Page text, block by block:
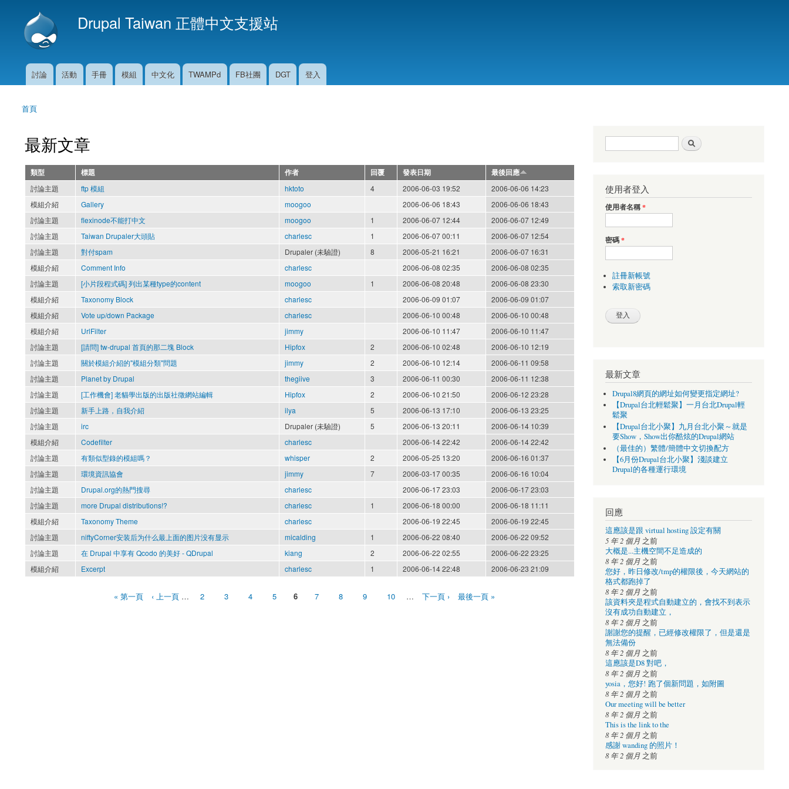
Drupal Taiwan 正體中文支援站
主選單
討論 活動 手冊 模組 中文化 TWAMPd FB社團 DGT 登入
您在這裡
首頁
最新文章
類型 標題 作者 回覆 發表日期
最後回應
討論主題
ftp 模組 hktoto 4 2006-06-03 19:52
2006-06-06 14:23
模組介紹
Gallery moogoo 2006-06-06 18:43
2006-06-06 18:43
討論主題
flexinode不能打中文 moogoo 1 2006-06-07 12:44
2006-06-07 12:49
討論主題
Taiwan Drupaler大頭貼 charlesc 1 2006-06-07 00:11
2006-06-07 12:54
討論主題
對付spam Drupaler (未驗證) 8 2006-05-21 16:21
2006-06-07 16:31
模組介紹
Comment Info charlesc 2006-06-08 02:35
2006-06-08 02:35
討論主題
[小片段程式碼] 列出某種type的content moogoo 1 2006-06-08 20:48
2006-06-08 23:30
模組介紹
Taxonomy Block charlesc 2006-06-09 01:07
2006-06-09 01:07
模組介紹
Vote up/down Package charlesc 2006-06-10 00:48
2006-06-10 00:48
模組介紹
UrlFilter jimmy 2006-06-10 11:47
2006-06-10 11:47
討論主題
[請問] tw-drupal 首頁的那二塊 Block Hipfox 2 2006-06-10 02:48
2006-06-10 12:19
討論主題
關於模組介紹的"模組分類"問題 jimmy 2 2006-06-10 12:14
2006-06-11 09:58
討論主題
Planet by Drupal thegiive 3 2006-06-11 00:30
2006-06-11 12:38
討論主題
[工作機會] 老貓學出版的出版社徵網站編輯 Hipfox 2 2006-06-10 21:50
2006-06-12 23:28
討論主題
新手上路，自我介紹 ilya 5 2006-06-13 17:10
2006-06-13 23:25
討論主題
irc Drupaler (未驗證) 5 2006-06-13 20:11
2006-06-14 10:39
模組介紹
Codefilter charlesc 2006-06-14 22:42
2006-06-14 22:42
討論主題
有類似型錄的模組嗎？ whisper 2 2006-05-25 13:20
2006-06-16 01:37
討論主題
環境資訊協會 jimmy 7 2006-03-17 00:35
2006-06-16 10:04
討論主題
Drupal.org的熱門搜尋 charlesc 2006-06-17 23:03
2006-06-17 23:03
討論主題
more Drupal distributions!? charlesc 1 2006-06-18 00:00
2006-06-18 11:11
模組介紹
Taxonomy Theme charlesc 2006-06-19 22:45
2006-06-19 22:45
討論主題
niftyCorner安装后为什么最上面的图片没有显示 micalding 1 2006-06-22 08:40
2006-06-22 09:52
討論主題
在 Drupal 中享有 Qcodo 的美好 - QDrupal kiang 2 2006-06-22 02:55
2006-06-22 23:25
模組介紹
Excerpt charlesc 1 2006-06-14 22:48 2006-06-23 21:09
« 第一頁 ‹ 上一頁 … 2 3 4 5 6 7 8 9 10 … 下一頁 › 最後一頁 »
搜尋表單
使用者登入
使用者名稱*
密碼*
註冊新帳號
索取新密碼
最新文章
Drupal8網頁的網址如何變更指定網址?
【Drupal台北輕鬆聚】一月台北Drupal輕
鬆聚
【Drupal台北小聚】九月台北小聚～就是
要Show，Show出你酷炫的Drupal網站
（最佳的）繁體/簡體中文切換配方
【6月份Drupal台北小聚】淺談建立
Drupal的各種運行環境
回應
這應該是跟 virtual hosting 設定有關
5 年 2 個月之前
大概是...主機空間不足造成的
8 年 2 個月之前
您好，昨日修改/tmp的權限後，今天網站的
格式都跑掉了
8 年 2 個月之前
該資料夾是程式自動建立的，會找不到表示
沒有成功自動建立，
8 年 2 個月之前
謝謝您的提醒，已經修改權限了，但是還是
無法備份
8 年 2 個月之前
這應該是D8 對吧，
8 年 2 個月之前
yosia，您好! 跑了個新問題，如附圖
8 年 2 個月之前
Our meeting will be better
8 年 2 個月之前
This is the link to the
8 年 2 個月之前
感謝 wanding 的照片！
8 年 2 個月之前